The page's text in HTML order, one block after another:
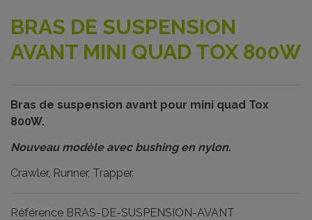
BRAS DE SUSPENSION
AVANT MINI QUAD TOX 800W
Bras de suspension avant pour mini quad Tox
800W.
Nouveau modèle avec bushing en nylon.
Crawler, Runner, Trapper.
Référence BRAS-DE-SUSPENSION-AVANT